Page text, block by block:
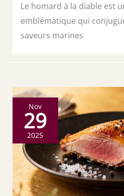
Le homard à la diable est
emblématique qui
saveurs marines
Nov
29
2025